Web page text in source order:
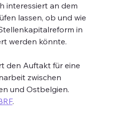
interessiert an dem
lassen, ob und wie
in
werden könnte.
den Auftakt für eine
zwischen
und Ostbelgien.
.